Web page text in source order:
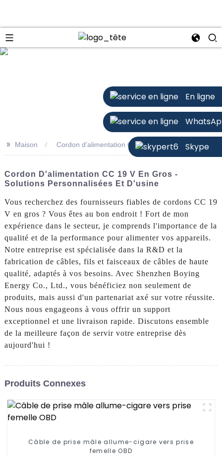
En ligne
Skype
>> Maison Cordon d'alimentation CC 19 V en gros
Cordon D'alimentation CC 19 V En Gros -
Solutions Personnalisées Et D'usine
Vous recherchez des fournisseurs fiables de cordons CC 19
V en gros ? Vous êtes au bon endroit ! Fort de mon
expérience dans le secteur, je comprends l'importance de la
qualité et de la performance pour alimenter vos appareils.
Notre entreprise est spécialisée dans la R&D et la
fabrication de câbles, fils et faisceaux de câbles de haute
qualité, adaptés à vos besoins. Avec Shenzhen Boying
Energy Co., Ltd., vous bénéficiez non seulement de
produits, mais aussi d'un partenariat axé sur votre réussite.
Nous nous engageons à vous offrir un support
exceptionnel et une livraison rapide. Discutons ensemble
de la meilleure façon de servir votre entreprise dès
aujourd'hui !
Produits Connexes
Câble de prise mâle allume-cigare vers prise
femelle OBD